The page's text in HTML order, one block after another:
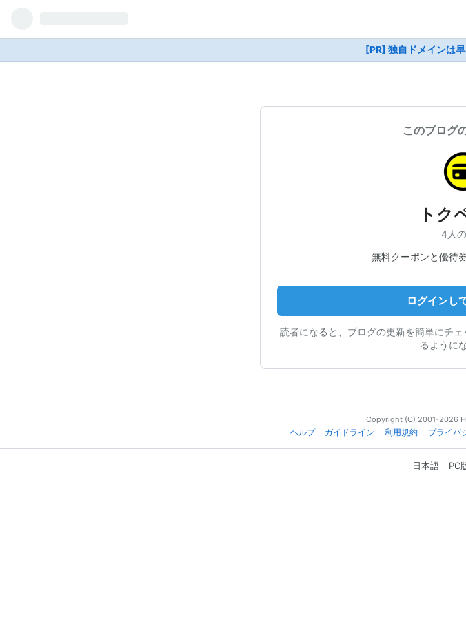
[PR] 独自ドメインは
このブログ
トク
4人
無料クーポンと優待
ログインし
読者になると、ブログの更新を簡単にチ
るように
Copyright (C) 2001-2026
ヘルプ
ガイドライン 利用規約 プライバ
日本語 PC